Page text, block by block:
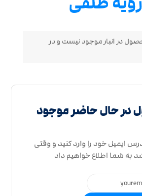
در انبار موجود نیست و در
در حال حاضر موجود
ایمیل خود را وارد کنید و وقتی
به شما اطلاع خواهیم داد